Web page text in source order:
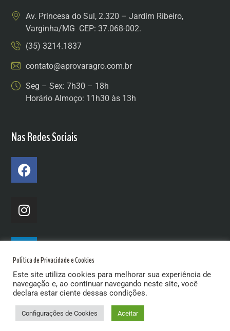
Av. Princesa do Sul, 2.320 – Jardim Ribeiro,
Varginha/MG CEP: 37.068-002.
(35) 3214.1837
contato@aprovaragro.com.br
Seg – Sex: 7h30 – 18h
Horário Almoço: 11h30 às 13h
Nas Redes Sociais
Política de Privacidade e Cookies
Este site utiliza cookies para melhorar sua experiência de
navegação e, ao continuar navegando neste site, você
declara estar ciente dessas condições.
Configurações de Cookies Aceitar